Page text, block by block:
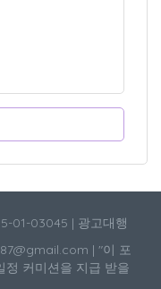
01-03045 | 광고대행
| "이 포
정 커미션을 지급 받을